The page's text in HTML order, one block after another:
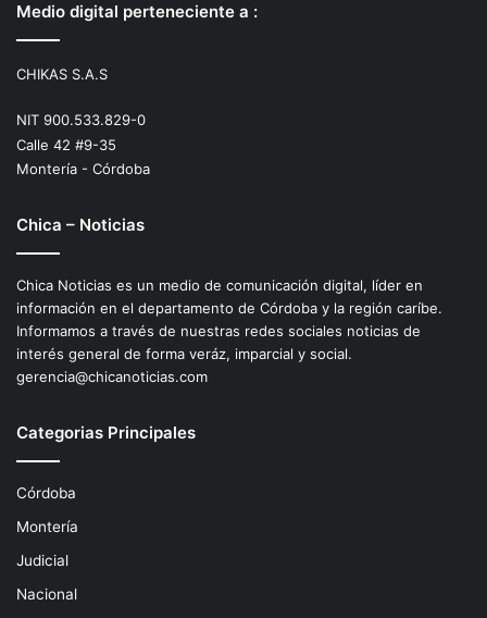
Medio digital perteneciente a :
CHIKAS S.A.S
NIT 900.533.829-0
Calle 42 #9-35
Montería - Córdoba
Chica – Noticias
Chica Noticias es un medio de comunicación digital, líder en
información en el departamento de Córdoba y la región caríbe.
Informamos a través de nuestras redes sociales noticias de
interés general de forma veráz, imparcial y social.
gerencia@chicanoticias.com
Categorias Principales
Córdoba
Montería
Judicial
Nacional